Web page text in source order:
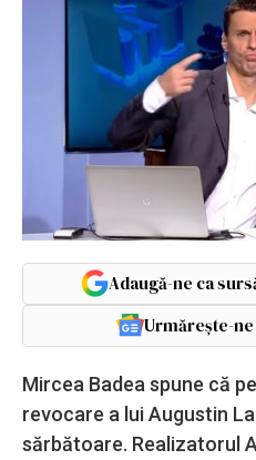
Adaugă-ne ca
Urmărește-ne
Mircea Badea spune că
revocare a lui Augustin
sărbătoare. Realizatorul